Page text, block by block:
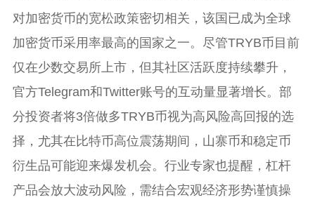
对加密货币的宽松政策密切相关，该国已成为全球
加密货币采用率最高的国家之一。尽管TRYB币目前
仅在少数交易所上市，但其社区活跃度持续攀升，
官方Telegram和Twitter账号的互动量显著增长。部
分投资者将3倍做多TRYB币视为高风险高回报的选
择，尤其在比特币高位震荡期间，山寨币和稳定币
衍生品可能迎来爆发机会。行业专家也提醒，杠杆
产品会放大波动风险，需结合宏观经济形势谨慎操